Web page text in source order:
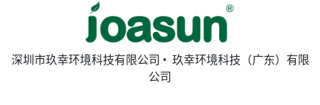
深圳市玖幸环境科技有限公司 • 玖幸环境科技（广东）有限
公司